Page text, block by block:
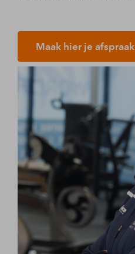
Maak hier je afspraak